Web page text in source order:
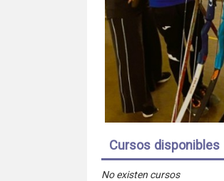
Cursos disponibles
No existen cursos